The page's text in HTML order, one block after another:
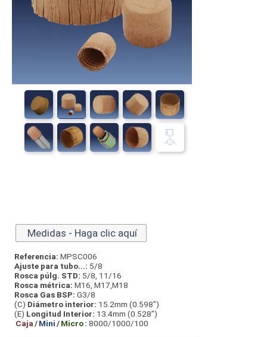
Medidas - Haga clic aquí
Referencia: MPSC006
Ajuste para tubo...: 5/8
Rosca púlg. STD: 5/8, 11/16
Rosca métrica: M16, M17,M18
Rosca Gas BSP: G3/8
(C) Diámetro interior: 15.2mm (0.598”)
(E) Longitud Interior: 13.4mm (0.528”)
Caja/Mini/Micro: 8000/1000/100